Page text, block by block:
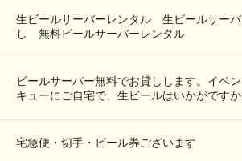
生ビールサーバーレンタル 生ビールサーバ
し 無料ビールサーバーレンタル
ビールサーバー無料でお貸しします。イベ
キューにご自宅で、生ビールはいかがですか
宅急便・切手・ビール券ございます